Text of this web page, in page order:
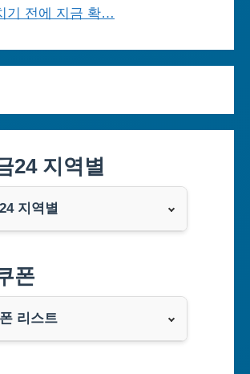
기 전에 지금 확…
24 지역별
지역별
폰
리스트